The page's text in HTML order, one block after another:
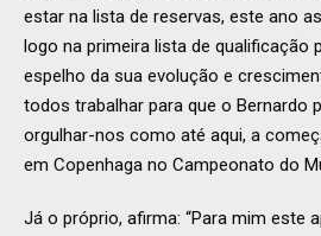
estar na lista de reservas, este ano
logo na primeira lista de qualificação
espelho da sua evolução e
todos trabalhar para que o Bernardo
orgulhar-nos como até aqui, a
em Copenhaga no Campeonato do
Já o próprio, afirma: “Para mim este